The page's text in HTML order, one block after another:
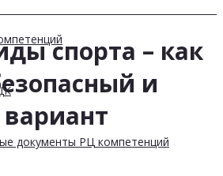
документы РЦ компетенций
спорта – как
и